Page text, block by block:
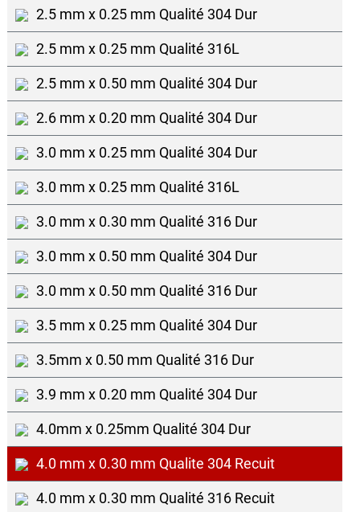
2.5 mm x 0.25 mm Qualité 304 Dur
2.5 mm x 0.25 mm Qualité 316L
2.5 mm x 0.50 mm Qualité 304 Dur
2.6 mm x 0.20 mm Qualité 304 Dur
3.0 mm x 0.25 mm Qualité 304 Dur
3.0 mm x 0.25 mm Qualité 316L
3.0 mm x 0.30 mm Qualité 316 Dur
3.0 mm x 0.50 mm Qualité 304 Dur
3.0 mm x 0.50 mm Qualité 316 Dur
3.5 mm x 0.25 mm Qualité 304 Dur
3.5mm x 0.50 mm Qualité 316 Dur
3.9 mm x 0.20 mm Qualité 304 Dur
4.0mm x 0.25mm Qualité 304 Dur
4.0 mm x 0.30 mm Qualite 304 Recuit
4.0 mm x 0.30 mm Qualité 316 Recuit